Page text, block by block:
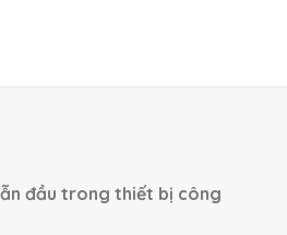
đầu trong thiết bị công